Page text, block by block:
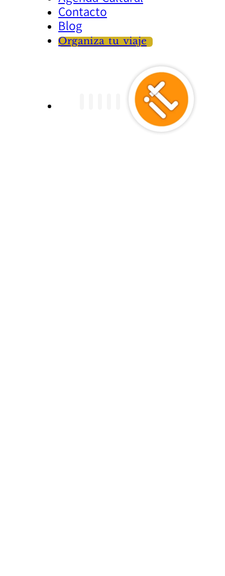
Contacto
Blog
Organiza tu viaje